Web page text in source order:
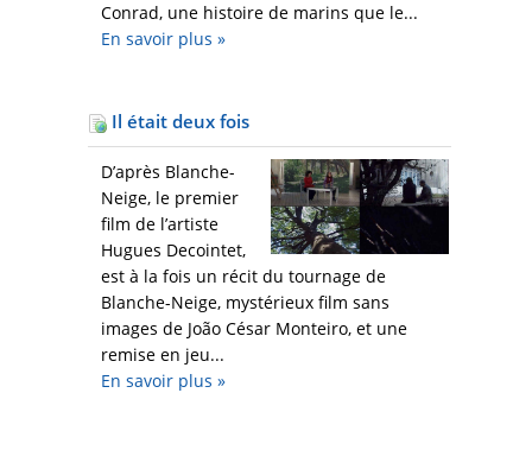
Conrad, une histoire de marins que le...
En savoir plus »
Il était deux fois
D’après Blanche-
Neige, le premier
film de l’artiste
Hugues Decointet,
est à la fois un récit du tournage de
Blanche-Neige, mystérieux film sans
images de João César Monteiro, et une
remise en jeu...
En savoir plus »